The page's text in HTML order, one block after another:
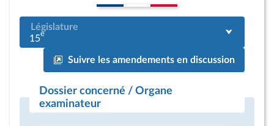
Législature
15e
Suivre les amendements en discussion
Dossier concerné / Organe
examinateur